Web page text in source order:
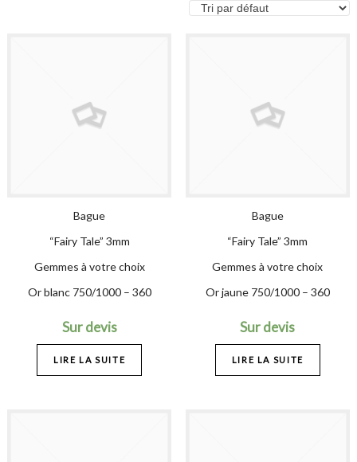
Bague
“Fairy Tale” 3mm
Gemmes à votre choix
Or blanc 750/1000 – 360
Sur devis
LIRE LA SUITE
Bague
“Fairy Tale” 3mm
Gemmes à votre choix
Or jaune 750/1000 – 360
Sur devis
LIRE LA SUITE